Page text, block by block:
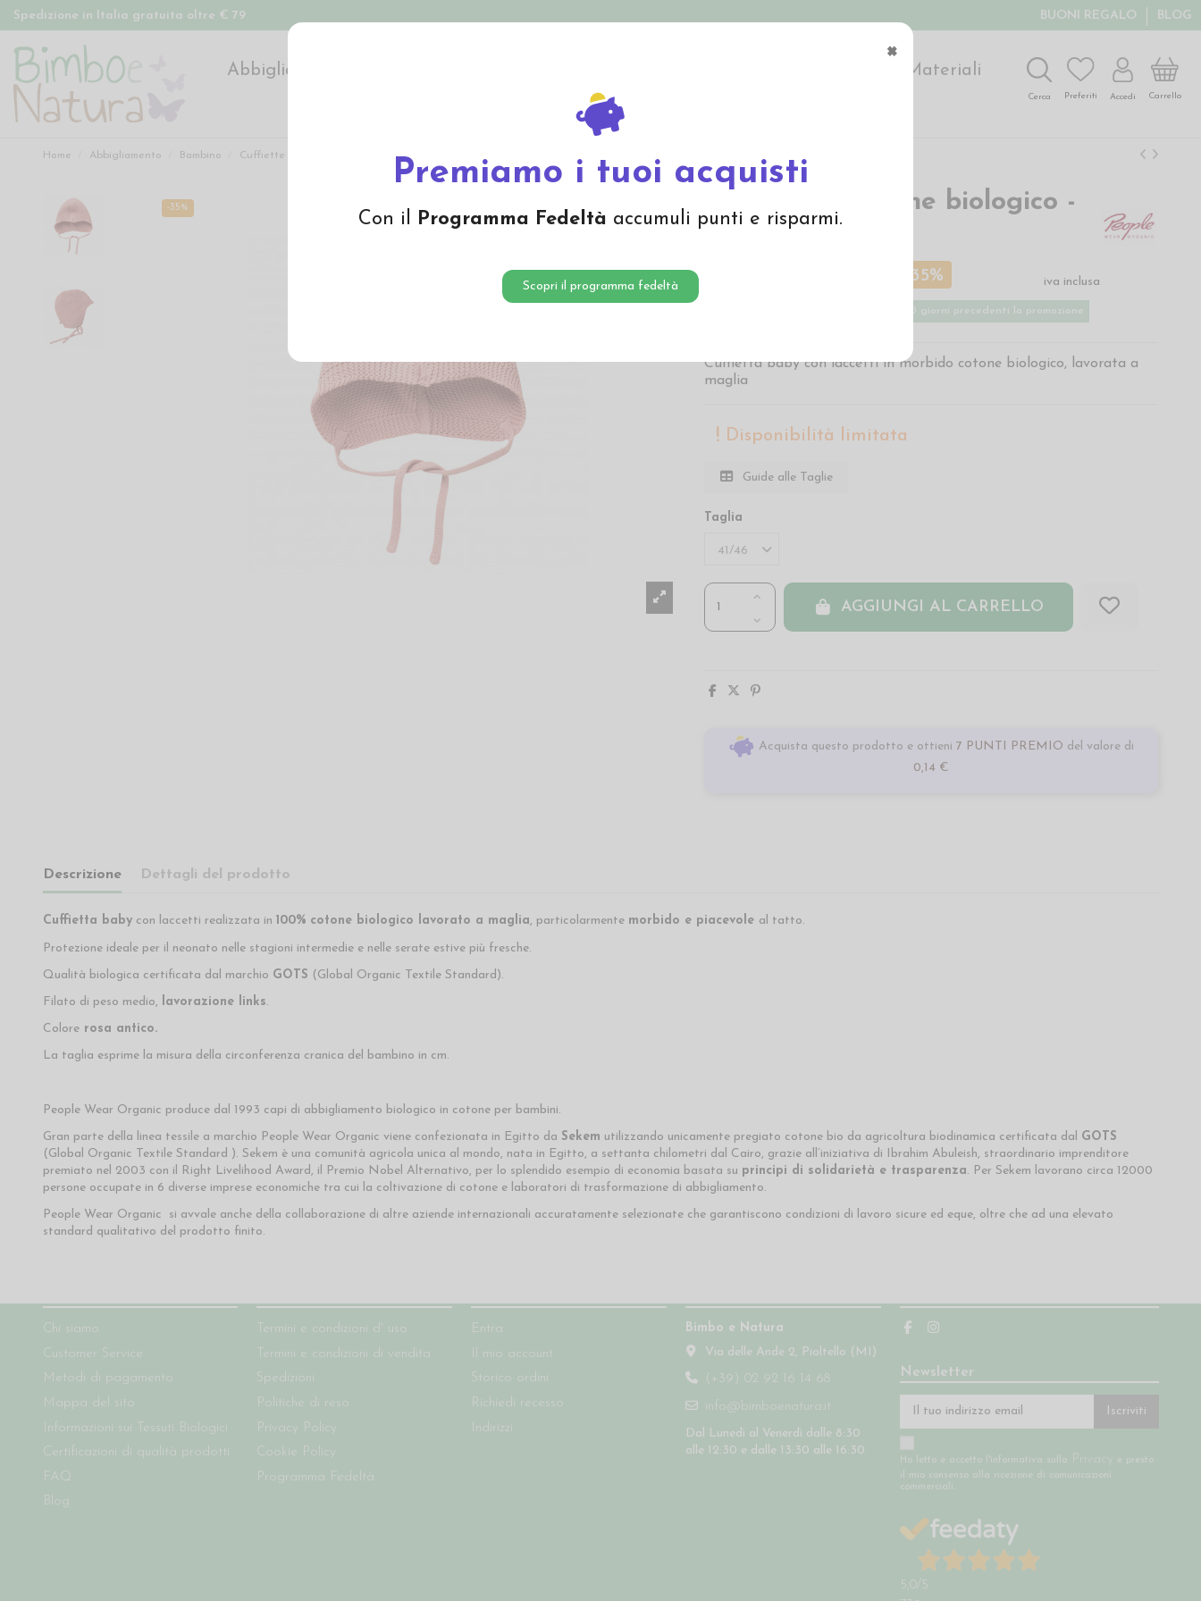
×
Premiamo i tuoi acquisti
Con il Programma Fedeltà accumuli punti e risparmi.
Scopri il programma fedeltà
Spedizione in Italia gratuita oltre € 79 BUONI REGALO BLOG
Abbigliamento
Materiali
Offerte
Cerca Preferiti Accedi Carrello
Home Abbigliamento Bambino Cuffiette e cappelli Cuffiette neonato
-35%
Cuffietta in cotone biologico -
col. rosa antico
-35% iva inclusa
6,50 € Prezzo più basso applicato nei 30 giorni precedenti la promozione
Cuffietta baby con laccetti in morbido cotone biologico, lavorata a
maglia
Disponibilità limitata
Guide alle Taglie
Taglia
AGGIUNGI AL CARRELLO
Acquista questo prodotto e ottieni 7 PUNTI PREMIO del valore di
0,14 €
Descrizione Dettagli del prodotto
Cuffietta babycon laccetti realizzata in 100% cotone biologico lavorato a maglia, particolarmente morbido e piacevole al tatto.
Protezione ideale per il neonato nelle stagioni intermedie e nelle serate estive più fresche.
Qualità biologica certificata dal marchio GOTS (Global Organic Textile Standard).
Filato di peso medio, lavorazione links.
Colorerosa antico.
La taglia esprime la misura della circonferenza cranica del bambino in cm.
People Wear Organic produce dal 1993 capi di abbigliamento biologico in cotone per bambini.
Gran parte della linea tessile a marchio People Wear Organic viene confezionata in Egitto da Sekem utilizzando unicamente pregiato cotone bio da agricoltura biodinamica certificata dal GOTS
(Global Organic Textile Standard ). Sekem è una comunità agricola unica al mondo, nata in Egitto, a settanta chilometri dal Cairo, grazie all’iniziativa di Ibrahim Abuleish, straordinario imprenditore
premiato nel 2003 con il Right Livelihood Award, il Premio Nobel Alternativo, per lo splendido esempio di economia basata su principi di solidarietà e trasparenza. Per Sekem lavorano circa 12000
persone occupate in 6 diverse imprese economiche tra cui la coltivazione di cotone e laboratori di trasformazione di abbigliamento.
People Wear Organic si avvale anche della collaborazione di altre aziende internazionali accuratamente selezionate che garantiscono condizioni di lavoro sicure ed eque, oltre che ad una elevato
standard qualitativo del prodotto finito.
Chi siamo
Customer Service
Metodi di pagamento
Mappa del sito
Informazioni sui Tessuti Biologici
Certificazioni di qualità prodotti
FAQ
Blog
Termini e condizioni d' uso
Termini e condizioni di vendita
Spedizioni
Politiche di reso
Privacy Policy
Cookie Policy
Programma Fedeltà
Entra
Il mio account
Storico ordini
Richiedi recesso
Indirizzi
Bimbo e Natura
Via delle Ande 2, Pioltello (MI)
(+39) 02 92 16 14 68
info@bimboenatura.it
Dal Lunedì al Venerdì dalle 8:30
alle 12:30 e dalle 13:30 alle 16:30
Newsletter
Iscriviti
Ho letto e accetto l'informativa sulla Privacy
e presto
il mio consenso alla ricezione di comunicazioni
commerciali.
5,0/5